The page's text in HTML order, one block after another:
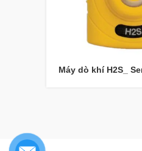
Máy dò khí H2S_